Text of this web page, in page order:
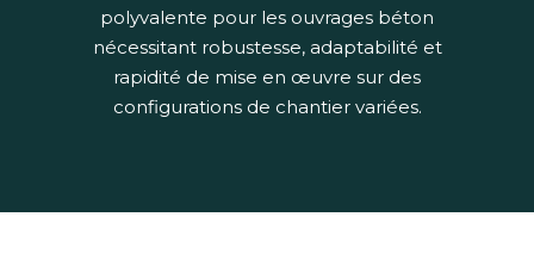
polyvalente pour les ouvrages béton
nécessitant robustesse, adaptabilité et
rapidité de mise en œuvre sur des
configurations de chantier variées.